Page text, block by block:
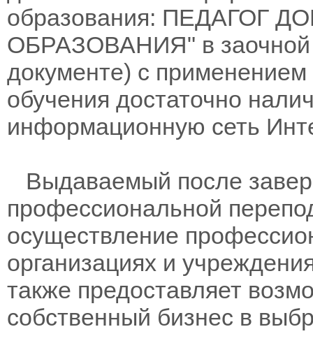
образования: ПЕДАГОГ
ОБРАЗОВАНИЯ" в заочной
документе) с
обучения достаточно
информационную сеть
Выдаваемый после
профессиональной
осуществление
организациях и
также предоставляет
собственный бизнес в